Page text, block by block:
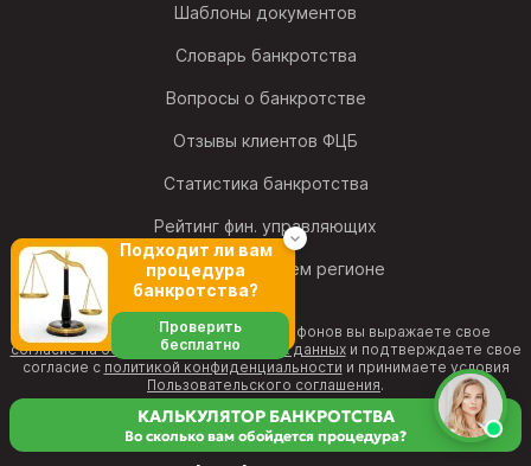
Шаблоны документов
Словарь банкротства
Вопросы о банкротстве
Отзывы клиентов ФЦБ
Статистика банкротства
Рейтинг фин. управляющих
Найти офис в своем регионе
Позвонив на один из номеров телефонов вы выражаете свое
согласие на обработку персональных данныхи подтверждаете свое
согласие с политикой конфиденциальности и принимаете условия
Пользовательского соглашения.
Информация на веб-странице не является публичной офертой и
рекламным предложением.
КАЛЬКУЛЯТОР БАНКРОТСТВА
Во сколько вам обойдется процедура?
Подходит ли вам
процедура
банкротства?
Проверить
бесплатно